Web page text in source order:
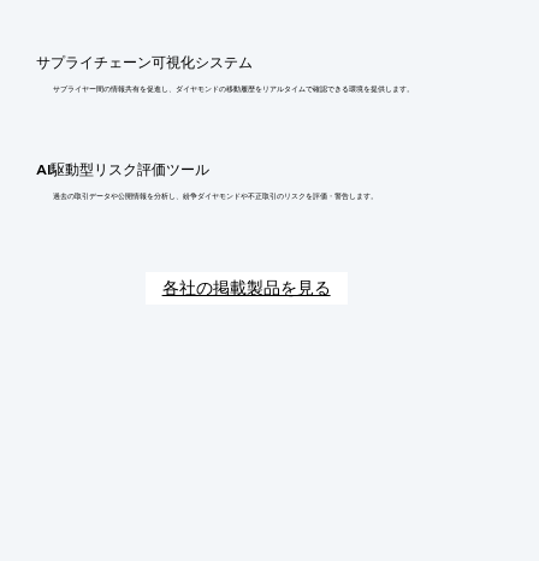
サプライチェーン可視化システム
サプライヤー間の情報共有を促進し、ダイヤモンドの移動履歴をリアルタイムで確認できる環境を提供します。
AI駆動型リスク評価ツール
過去の取引データや公開情報を分析し、紛争ダイヤモンドや不正取引のリスクを評価・警告します。
各社の掲載製品を見る